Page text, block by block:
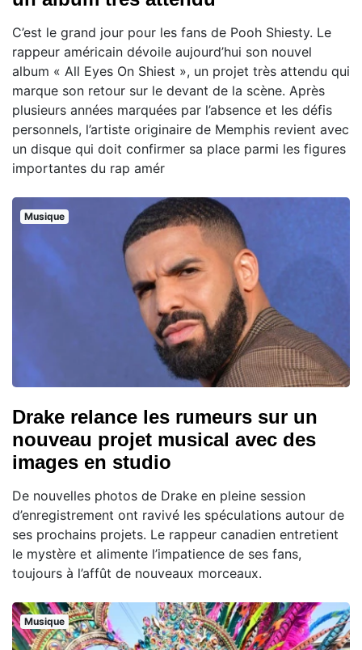
C’est le grand jour pour les fans de Pooh Shiesty. Le
rappeur américain dévoile aujourd’hui son nouvel
album « All Eyes On Shiest », un projet très attendu qui
marque son retour sur le devant de la scène. Après
plusieurs années marquées par l’absence et les défis
personnels, l’artiste originaire de Memphis revient avec
un disque qui doit confirmer sa place parmi les figures
importantes du rap amér
Musique
Drake relance les rumeurs sur un
nouveau projet musical avec des
images en studio
De nouvelles photos de Drake en pleine session
d’enregistrement ont ravivé les spéculations autour de
ses prochains projets. Le rappeur canadien entretient
le mystère et alimente l’impatience de ses fans,
toujours à l’affût de nouveaux morceaux.
Musique